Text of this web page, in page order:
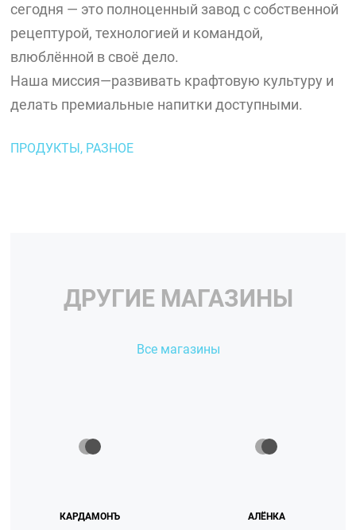
сегодня — это полноценный завод с собственной
рецептурой, технологией и командой,
влюблённой в своё дело.
Наша миссия—развивать крафтовую культуру и
делать премиальные напитки доступными.
ПРОДУКТЫ, РАЗНОЕ
ДРУГИЕ МАГАЗИНЫ
Все магазины
КАРДАМОНЪ АЛЁНКА